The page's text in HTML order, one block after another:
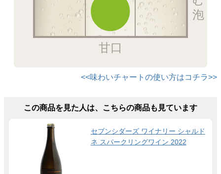
甘口
<<味わいチャートの使い方はコチラ>>
この商品を見た人は、こちらの商品も見ています
セブンシダーズ ワイナリー シャルド
ネ スパークリングワイン 2022